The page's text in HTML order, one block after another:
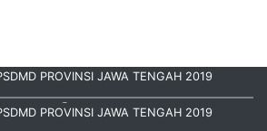
PROVINSI JAWA TENGAH 2019
Kami : 08112835000
PROVINSI JAWA TENGAH 2019